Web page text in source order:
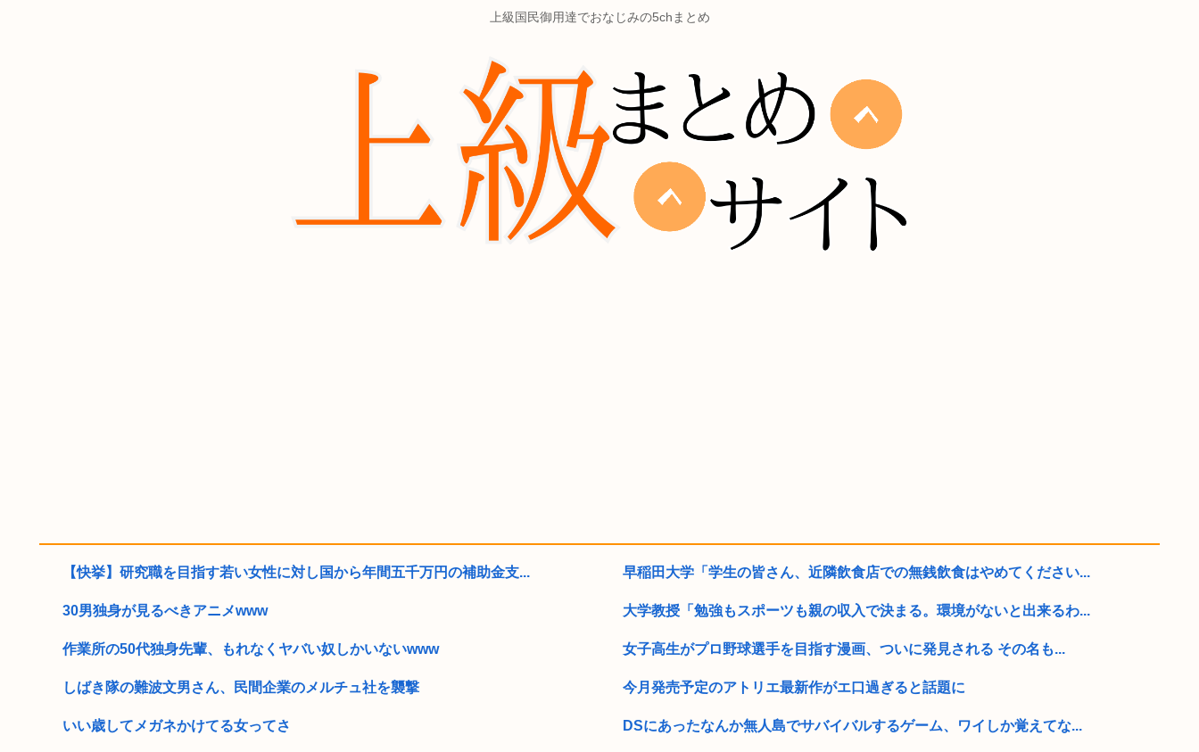
上級国民御用達でおなじみの5chまとめ
【快挙】研究職を目指す若い女性に対し国から年間五千万円の補助金支...
30男独身が見るべきアニメwww
作業所の50代独身先輩、もれなくヤバい奴しかいないwww
しばき隊の難波文男さん、民間企業のメルチュ社を襲撃
いい歳してメガネかけてる女ってさ
早稲田大学「学生の皆さん、近隣飲食店での無銭飲食はやめてください...
大学教授「勉強もスポーツも親の収入で決まる。環境がないと出来るわ...
女子高生がプロ野球選手を目指す漫画、ついに発見される その名も...
今月発売予定のアトリエ最新作がエ口過ぎると話題に
DSにあったなんか無人島でサバイバルするゲーム、ワイしか覚えてな...